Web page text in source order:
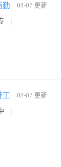
勤 08-07 更新
工 08-07 更新